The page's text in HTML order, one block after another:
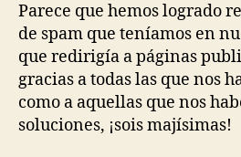
Parece que hemos logrado
de spam que teníamos en
que redirigía a páginas
gracias a todas las que nos
como a aquellas que nos
soluciones, ¡sois majísimas!